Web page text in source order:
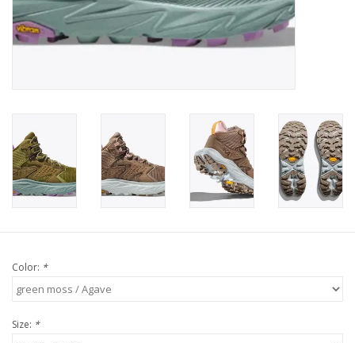
Color: *
Size: *